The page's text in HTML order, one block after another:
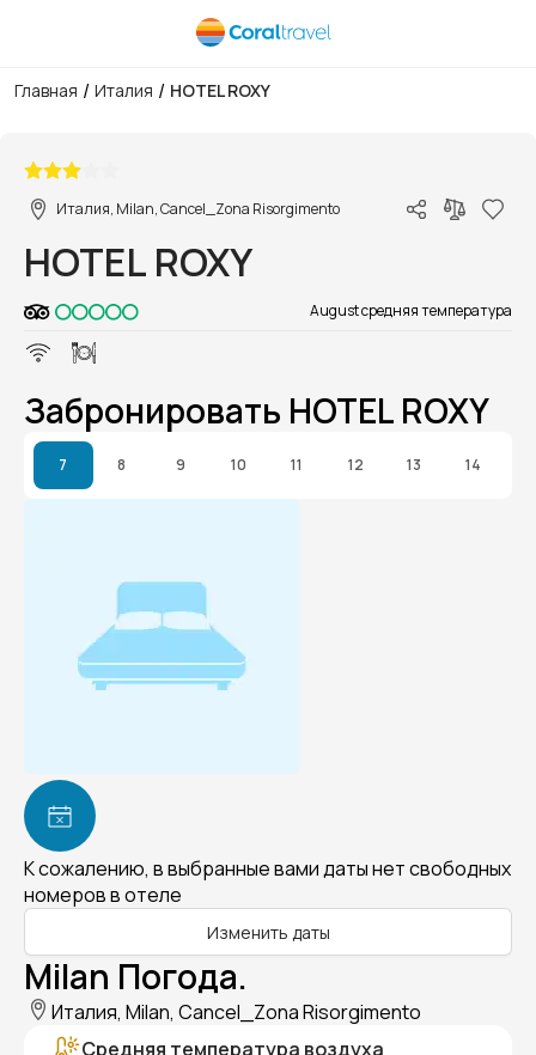
Главная / Италия / HOTEL ROXY
Италия, Milan, Cancel_Zona Risorgimento
HOTEL ROXY
August средняя температура
Забронировать HOTEL ROXY
7 8 9 10 11 12 13 14
К сожалению, в выбранные вами даты нет свободных
номеров в отеле
Изменить даты
Milan Погода.
Италия, Milan, Cancel_Zona Risorgimento
Средняя температура воздуха